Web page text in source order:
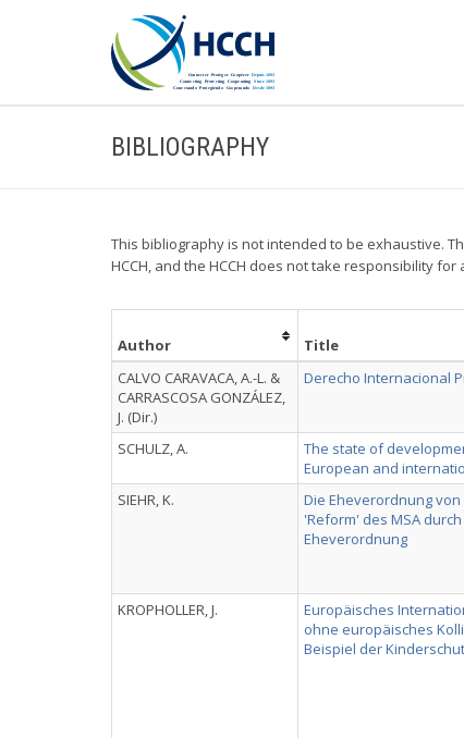
BIBLIOGRAPHY
This bibliography is not intended to be exhaustive.
HCCH, and the HCCH does not take responsibility
Author Title
CALVO CARAVACA, A.-L. &
CARRASCOSA GONZÁLEZ,
J. (Dir.)
Derecho Internacional
SCHULZ, A.
The state of
European and
SIEHR, K.
Die Eheverordnung von
'Reform' des MSA
Eheverordnung
KROPHOLLER, J.
Europäisches
ohne europäisches
Beispiel der